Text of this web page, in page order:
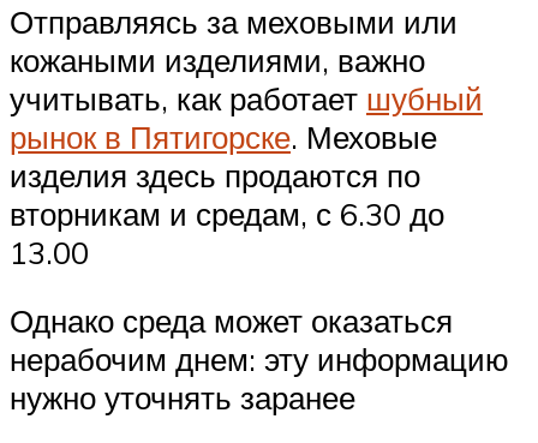
Отправляясь за меховыми или
кожаными изделиями, важно
учитывать, как работает шубный
рынок в Пятигорске. Меховые
изделия здесь продаются по
вторникам и средам, с 6.30 до
13.00
Однако среда может оказаться
нерабочим днем: эту информацию
нужно уточнять заранее